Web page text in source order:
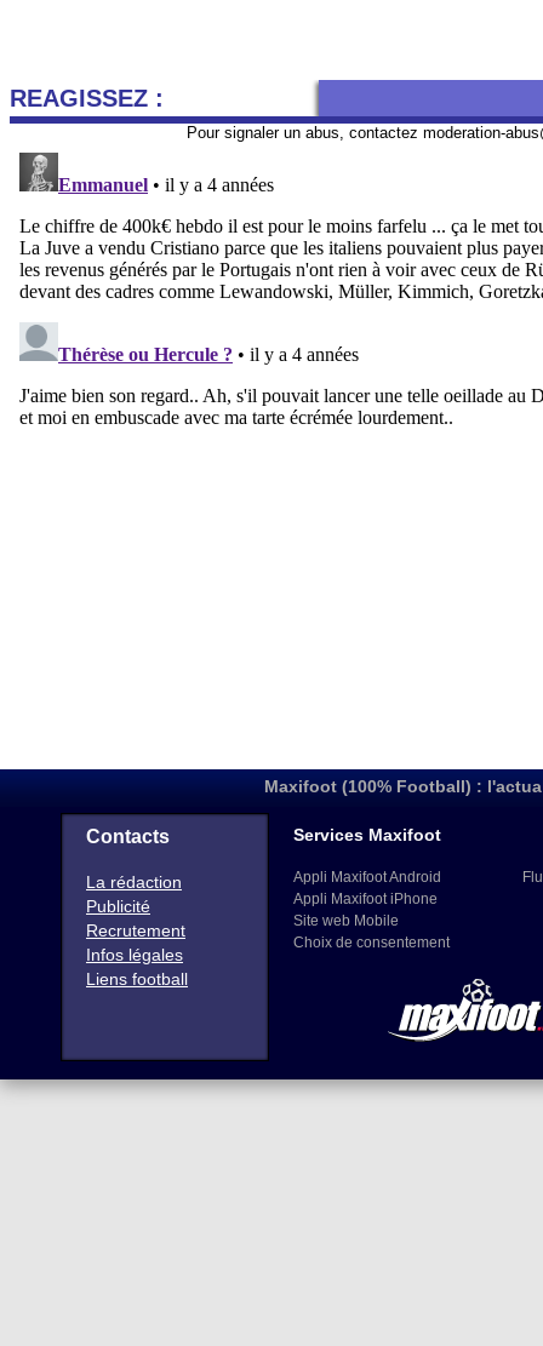
REAGISSEZ :
Pour signaler un abus, contactez moderation-
Maxifoot (100% Football) :
Contacts
La rédaction
Publicité
Recrutement
Infos légales
Liens football
Services Maxifoot
Appli Maxifoot Android
Appli Maxifoot iPhone
Site web Mobile
Choix de consentement